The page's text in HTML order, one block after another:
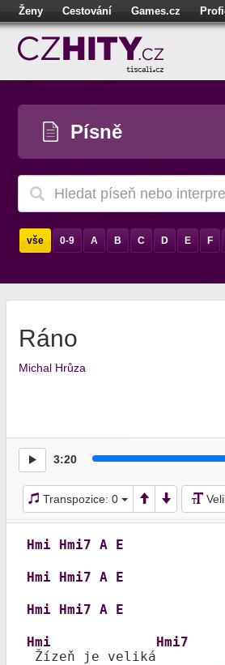
Ženy Cestování Games.cz
Sport Dokina.cz CZhity.cz
Písně
vše 0-9 A B C D E F
Ráno
Michal Hrůza
3:20
Transpozice: 0
Hmi Hmi7 A E
Hmi Hmi7 A E
Hmi Hmi7 A E
Hmi
Žízeň je veliká
Hmi7